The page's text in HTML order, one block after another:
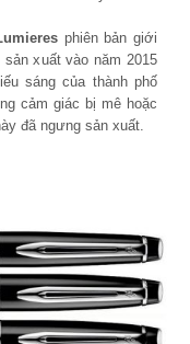
phiên bản giới
xuất vào năm 2015
sáng của thành phố
cảm giác bị mê hoặc
đã ngưng sản xuất.